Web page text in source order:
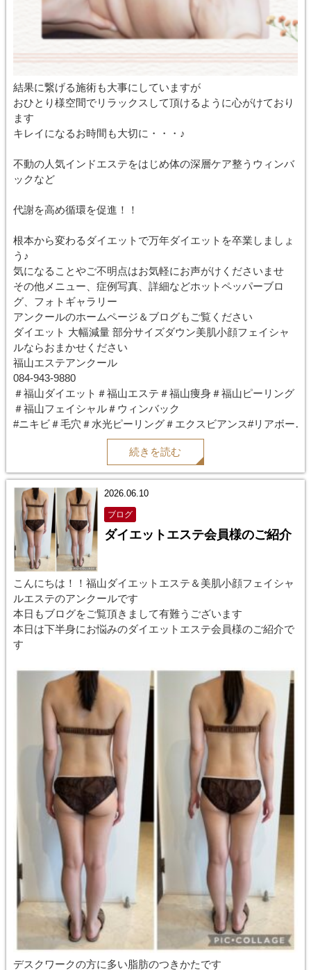
結果に繋げる施術も大事にしていますが
おひとり様空間でリラックスして頂けるように心がけており
ます
キレイになるお時間も大切に・・・♪
不動の人気インドエステをはじめ体の深層ケア整うウィンバ
ックなど
代謝を高め循環を促進！！
根本から変わるダイエットで万年ダイエットを卒業しましょ
う♪
気になることやご不明点はお気軽にお声がけくださいませ
その他メニュー、症例写真、詳細などホットペッパーブロ
グ、フォトギャラリー
アンクールのホームページ＆ブログもご覧ください
ダイエット 大幅減量 部分サイズダウン美肌小顔フェイシャ
ルならおまかせください
福山エステアンクール
084-943-9880
＃福山ダイエット＃福山エステ＃福山痩身＃福山ピーリング
＃福山フェイシャル＃ウィンバック
#ニキビ＃毛穴＃水光ピーリング＃エクスビアンス#リアボー
#ハーブピーリング#ブライダルエステ#レモンボトル
続きを読む
2026.06.10
ブログ
ダイエットエステ会員様のご紹介
こんにちは！！福山ダイエットエステ＆美肌小顔フェイシャ
ルエステのアンクールです
本日もブログをご覧頂きまして有難うございます
本日は下半身にお悩みのダイエットエステ会員様のご紹介で
す
デスクワークの方に多い脂肪のつきかたです